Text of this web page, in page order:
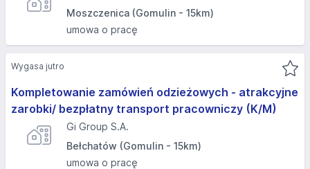
Moszczenica (Gomulin - 15km)
umowa o pracę
Kompletowanie zamówień odzieżowych - atrakcyjne
zarobki/ bezpłatny transport pracowniczy (K/M)
Gi Group S.A.
Bełchatów (Gomulin - 15km)
umowa o pracę
Wygasa jutro